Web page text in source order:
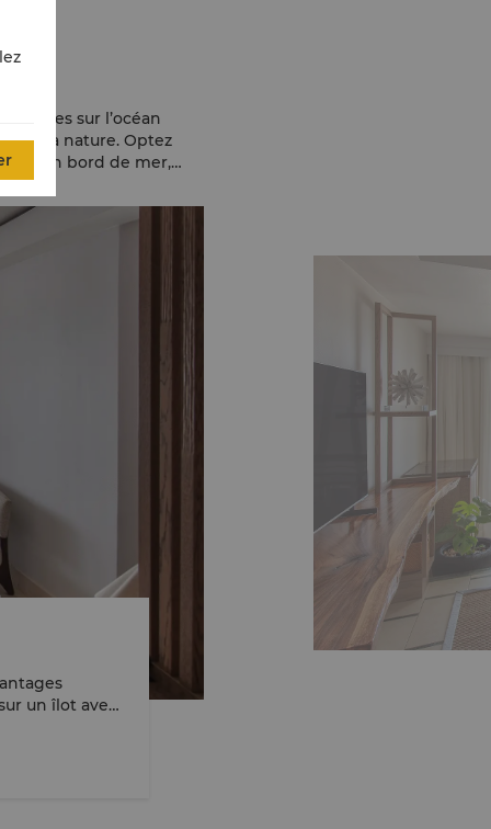
sur l’océan
de la nature. Optez
en bord de mer,
un îlot avec